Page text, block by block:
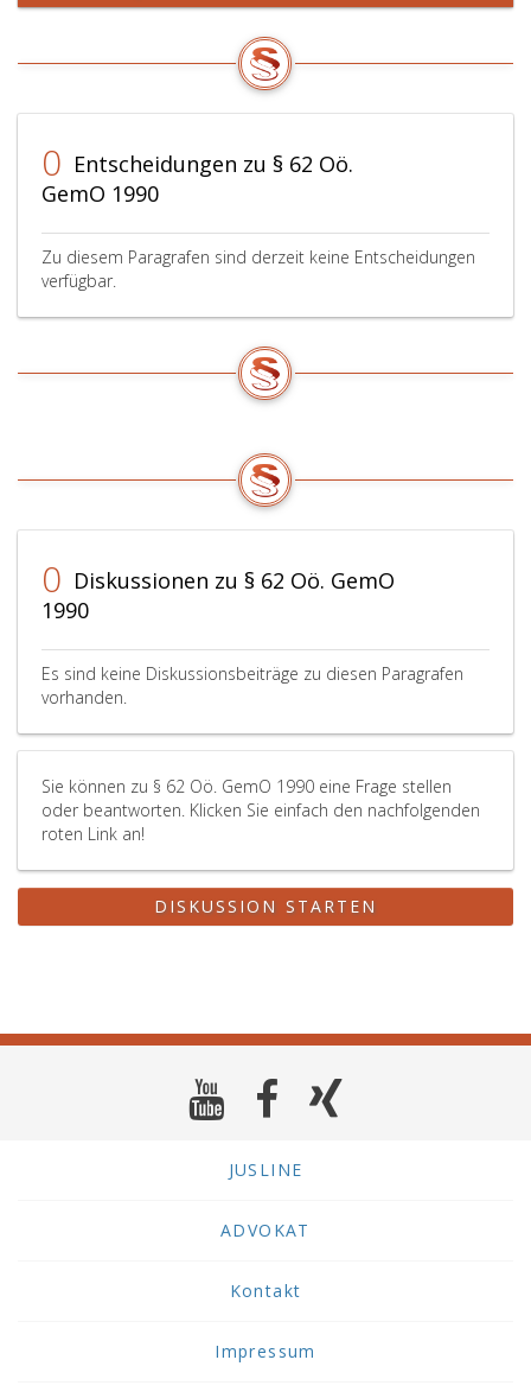
0 Entscheidungen zu § 62 Oö.
GemO 1990
Zu diesem Paragrafen sind derzeit keine Entscheidungen
verfügbar.
0 Diskussionen zu § 62 Oö. GemO
1990
Es sind keine Diskussionsbeiträge zu diesen Paragrafen
vorhanden.
Sie können zu § 62 Oö. GemO 1990 eine Frage stellen
oder beantworten. Klicken Sie einfach den nachfolgenden
roten Link an!
DISKUSSION STARTEN
JUSLINE
ADVOKAT
Kontakt
Impressum